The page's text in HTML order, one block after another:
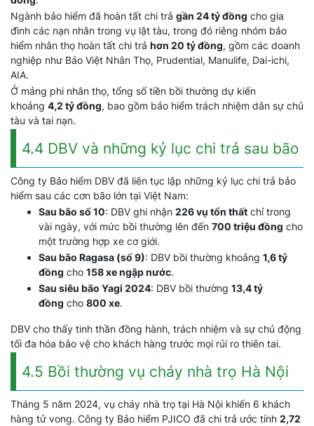
Ngành bảo hiểm đã hoàn tất chi trả gần 24 tỷ đồng cho gia
đình các nạn nhân trong vụ lật tàu, trong đó riêng nhóm bảo
hiểm nhân thọ hoàn tất chi trả hơn 20 tỷ đồng, gồm các doanh
nghiệp như Bảo Việt Nhân Thọ, Prudential, Manulife, Dai-ichi,
AIA.
Ở mảng phi nhân thọ, tổng số tiền bồi thường dự kiến
khoảng 4,2 tỷ đồng, bao gồm bảo hiểm trách nhiệm dân sự chủ
tàu và tai nạn.
4.4 DBV và những kỷ lục chi trả sau bão
Công ty Bảo hiểm DBV đã liên tục lập những kỷ lục chi trả bảo
hiểm sau các cơn bão lớn tại Việt Nam:
Sau bão số 10: DBV ghi nhận 226 vụ tổn thất chỉ trong
vài ngày, với mức bồi thường lên đến 700 triệu đồng cho
một trường hợp xe cơ giới.
Sau bão Ragasa (số 9): DBV bồi thường khoảng 1,6 tỷ
đồng cho 158 xe ngập nước.
Sau siêu bão Yagi 2024: DBV bồi thường 13,4 tỷ
đồng cho 800 xe.
DBV cho thấy tinh thần đồng hành, trách nhiệm và sự chủ động
tối đa hóa bảo vệ cho khách hàng trước mọi rủi ro thiên tai.
4.5 Bồi thường vụ cháy nhà trọ Hà Nội
Tháng 5 năm 2024, vụ cháy nhà trọ tại Hà Nội khiến 6 khách
hàng tử vong. Công ty Bảo hiểm PJICO đã chi trả ước tính 2,72